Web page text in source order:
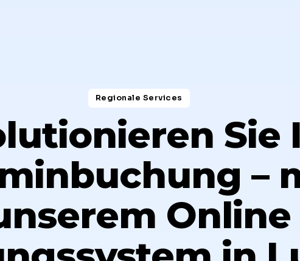
Regionale Services​
Sie
–
Online